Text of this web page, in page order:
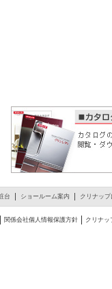
台 ショールーム案内 クリナッ
関係会社個人情報保護方針 クリナッ